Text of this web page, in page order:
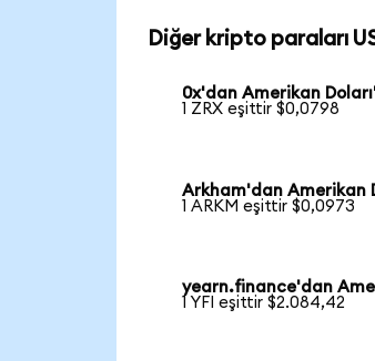
Diğer kripto paraları
0x'dan Amerikan
1 ZRX eşittir $0,0798
Arkham'dan Amerikan
1 ARKM eşittir $0,0973
yearn.finance'dan
1 YFI eşittir $2.084,42